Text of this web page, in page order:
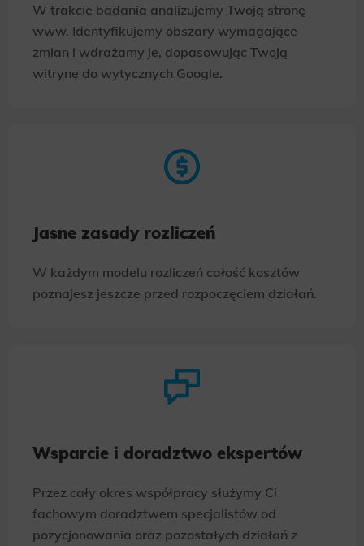
W trakcie badania analizujemy Twoją stronę
www. Identyfikujemy obszary wymagające
zmian i wdrażamy je, dopasowując Twoją
witrynę do wytycznych Google.
Jasne zasady rozliczeń
W każdym modelu rozliczeń całość kosztów
poznajesz jeszcze przed rozpoczęciem działań.
Wsparcie i doradztwo ekspertów
Przez cały okres współpracy służymy Ci
fachowym doradztwem specjalistów od
pozycjonowania oraz pozostałych działań z